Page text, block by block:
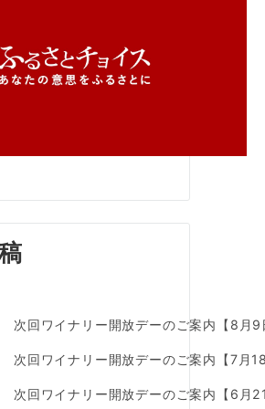
次回ワイナリー開放デーのご案内【8月9
次回ワイナリー開放デーのご案内【7月
次回ワイナリー開放デーのご案内【6月